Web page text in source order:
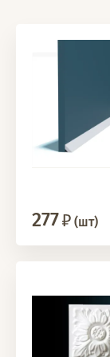
277 (шт)